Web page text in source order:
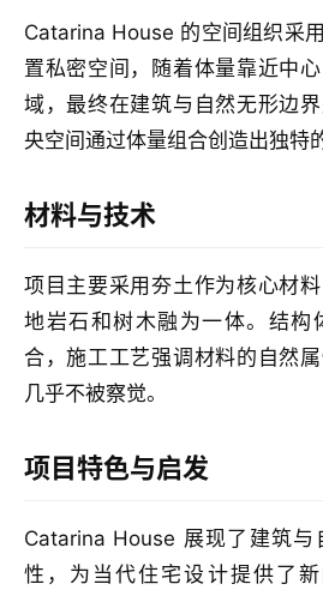
速
工
作
流
Catarina House 的空间组织采
置私密空间，随着体量靠近中
域，最终在建筑与自然无形边
央空间通过体量组合创造出独特
材料与技术
项目主要采用夯土作为核心材
地岩石和树木融为一体。结构
合，施工工艺强调材料的自然
几乎不被察觉。
项目特色与启发
Catarina House 展现了建筑
性，为当代住宅设计提供了